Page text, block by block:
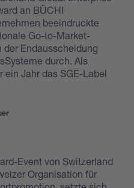
an BÜCHI
beeindruckte
Go-to-Market-
Endausscheidung
durch. Als
ein Jahr das SGE-Label
Event von Switzerland
Organisation für